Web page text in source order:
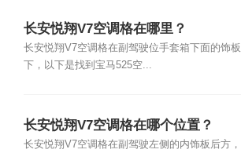
长安悦翔V7空调格在哪里？
长安悦翔V7空调格在副驾驶位手套箱下面的饰板
下，以下是找到宝马525空...
长安悦翔V7空调格在哪个位置？
长安悦翔V7空调格在副驾驶左侧的内饰板后方，